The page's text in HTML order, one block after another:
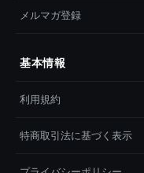
メルマガ登録
基本情報
利用規約
特商取引法に基づく表示